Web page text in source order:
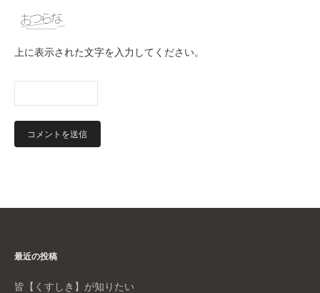
上に表示された文字を入力してください。
最近の投稿
皆【くすしき】が知りたい